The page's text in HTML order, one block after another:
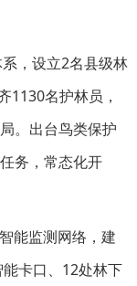
，设立2名县级林
1130名护林员，
。出台鸟类保护
务，常态化开
能监测网络，建
卡口、12处林下